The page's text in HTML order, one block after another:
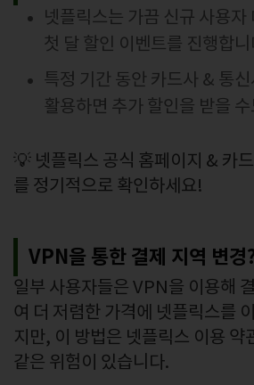
넷플릭스는 가끔 신규 사용자
첫 달 할인 이벤트를 진행합니
특정 기간 동안 카드사 & 통
활용하면 추가 할인을 받을
💡 넷플릭스 공식 홈페이지 & 카
를 정기적으로 확인하세요!
VPN을 통한 결제 지역 변경
일부 사용자들은 VPN을 이용해
여 더 저렴한 가격에 넷플릭스를
지만, 이 방법은 넷플릭스 이용 약
같은 위험이 있습니다.